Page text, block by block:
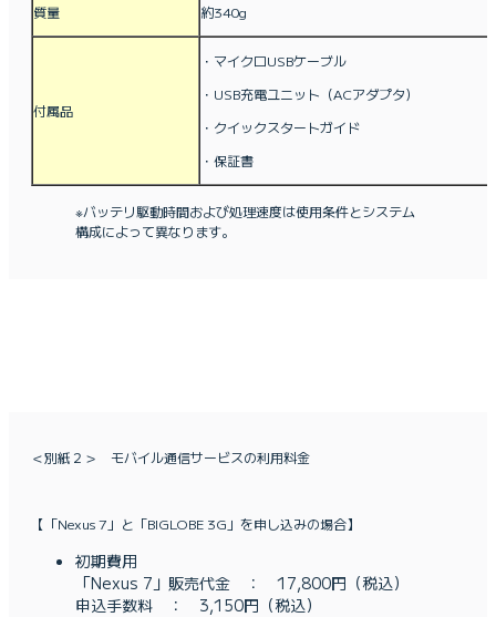
質量 約340g
付属品
・マイクロUSBケーブル
・USB充電ユニット（ACアダプタ）
・クイックスタートガイド
・保証書
※バッテリ駆動時間および処理速度は使用条件とシステム
構成によって異なります。
＜別紙２＞ モバイル通信サービスの利用料金
【「Nexus 7」と「BIGLOBE 3G」を申し込みの場合】
初期費用
「Nexus 7」販売代金 ： 17,800円（税込）
申込手数料 ： 3,150円（税込）